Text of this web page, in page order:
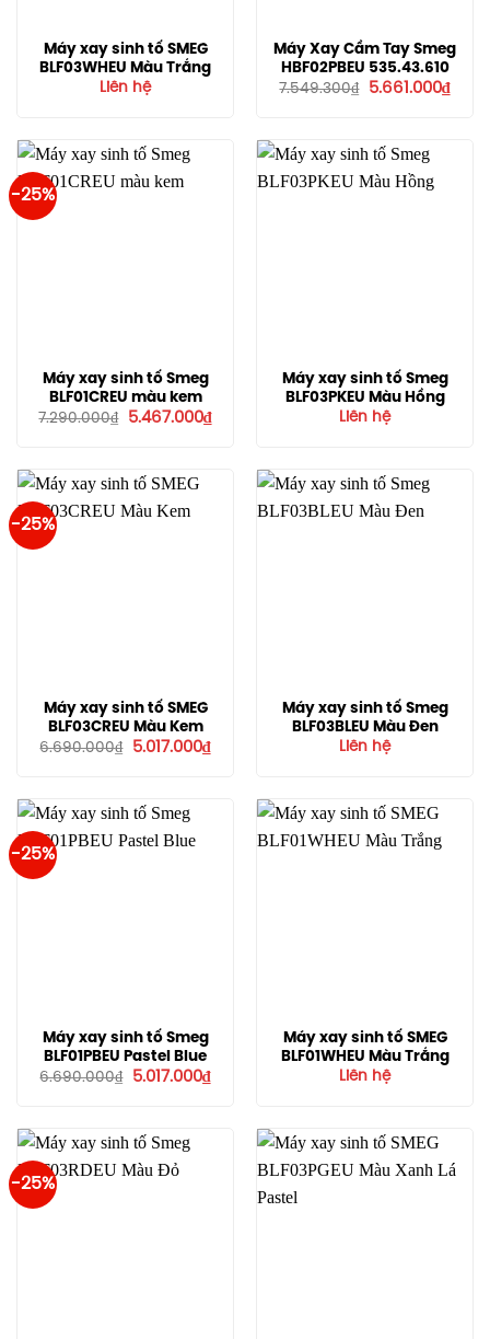
Máy xay sinh tố SMEG
BLF03WHEU Màu Trắng
Liên hệ
Máy Xay Cầm Tay Smeg
HBF02PBEU 535.43.610
7.549.300₫
Giá
5.661.000₫Giá
hiện
-25%
Máy xay sinh tố Smeg
BLF01CREU màu kem
7.290.000₫
Giá
5.467.000₫Giá
hiện
5.467.000₫.
Máy xay sinh tố Smeg
BLF03PKEU Màu Hồng
Liên hệ
-25%
Máy xay sinh tố SMEG
BLF03CREU Màu Kem
6.690.000₫
Giá
5.017.000₫Giá
hiện
5.017.000₫.
Máy xay sinh tố Smeg
BLF03BLEU Màu Đen
Liên hệ
-25%
Máy xay sinh tố Smeg
BLF01PBEU Pastel Blue
6.690.000₫
Giá
5.017.000₫Giá
hiện
5.017.000₫.
Máy xay sinh tố SMEG
BLF01WHEU Màu Trắng
Liên hệ
-25%